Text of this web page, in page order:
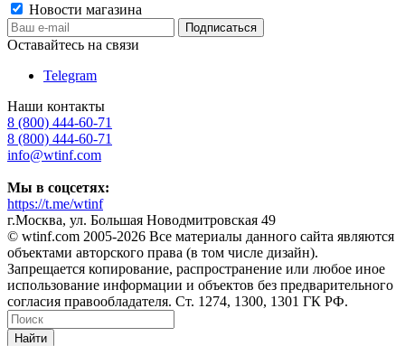
Новости магазина
Оставайтесь на связи
Telegram
Наши контакты
8 (800) 444-60-71
8 (800) 444-60-71
info@wtinf.com
Мы в соцсетях:
https://t.me/wtinf
г.Москва, ул. Большая Новодмитровская 49
©️ wtinf.com 2005-2026 Все материалы данного сайта являются
объектами авторского права (в том числе дизайн).
Запрещается копирование, распространение или любое иное
использование информации и объектов без предварительного
согласия правообладателя. Ст. 1274, 1300, 1301 ГК РФ.
Найти